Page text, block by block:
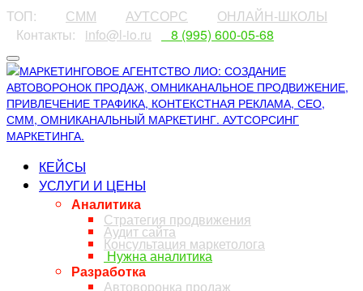
ТОП: СММ АУТСОРС
ОНЛАЙН-ШКОЛЫ
⠀Контакты:⠀ info@l-io.ru ⠀8 (995) 600-05-68
КЕЙСЫ
УСЛУГИ И ЦЕНЫ
Аналитика
Стратегия продвижения
Аудит сайта
Консультация маркетолога
Нужна аналитика
Разработка
Автоворонка продаж